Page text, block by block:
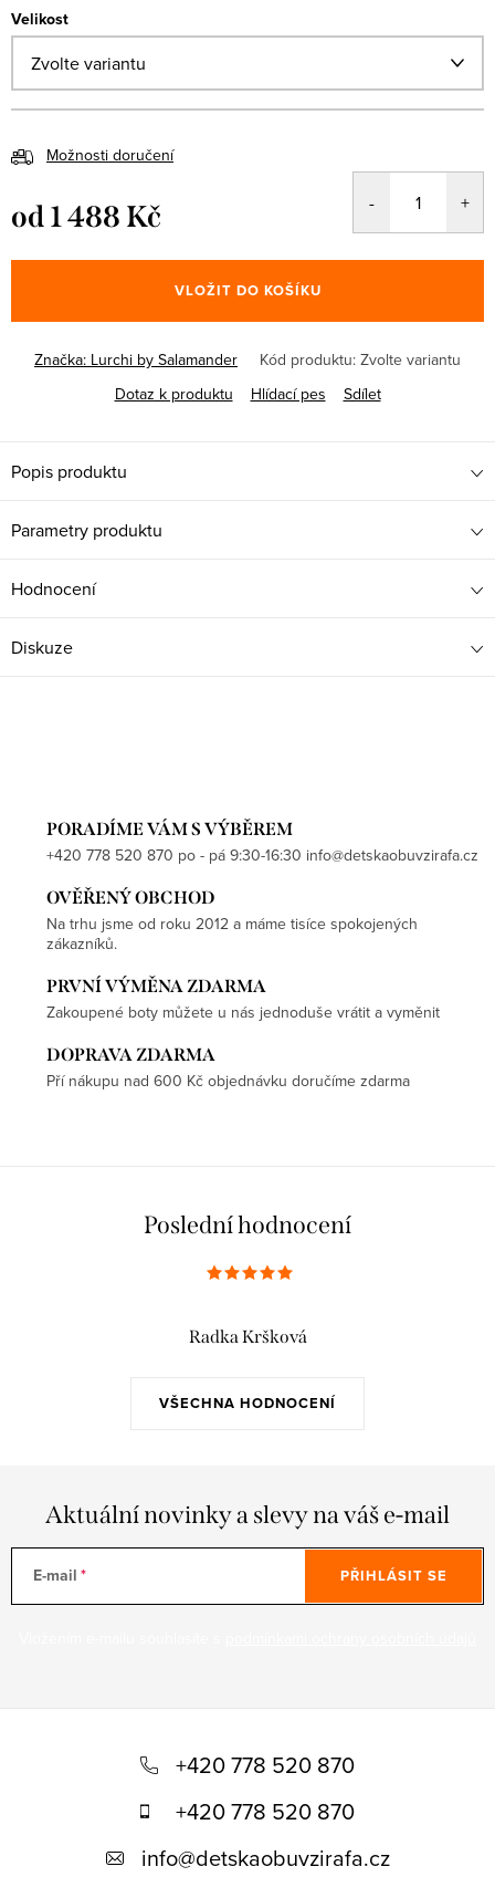
Velikost
Možnosti doručení
od1 488 Kč
cena:
VLOŽIT DO KOŠÍKU
Značka: Lurchi by Salamander Kód produktu: Zvolte variantu
Dotaz k produktu
Hlídací pes Sdílet
Popis produktu
Parametry produktu
Hodnocení
Diskuze
PORADÍME VÁM S VÝBĚREM
+420 778 520 870 po - pá 9:30-16:30 info@detskaobuvzirafa.cz
OVĚŘENÝ OBCHOD
Na trhu jsme od roku 2012 a máme tisíce spokojených
zákazníků.
PRVNÍ VÝMĚNA ZDARMA
Zakoupené boty můžete u nás jednoduše vrátit a vyměnit
DOPRAVA ZDARMA
Pří nákupu nad 600 Kč objednávku doručíme zdarma
Poslední hodnocení
VŠECHNA HODNOCENÍ
Radka Kršková
Aktuální novinky a slevy na váš e-mail
E-mail PŘIHLÁSIT SE
+420 778 520 870
+420 778 520 870
info@detskaobuvzirafa.cz